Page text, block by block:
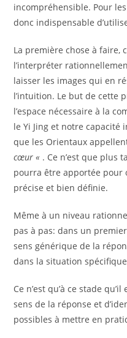
incompréhensible. Pour
donc indispensable
La première chose à faire,
l’interpréter
laisser les images qui en
l’intuition. Le but de cette
l’espace nécessaire à la
le Yi Jing et notre capacité
que les Orientaux
cœur « . Ce n’est que plus
pourra être apportée
précise et bien définie.
Même à un niveau
pas à pas: dans un
sens générique de la
dans la situation
Ce n’est qu’à ce stade
sens de la réponse et
possibles à mettre en